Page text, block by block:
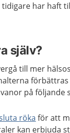
har haft
själv?
till mer
på följande
röka för att
kan erbjuda